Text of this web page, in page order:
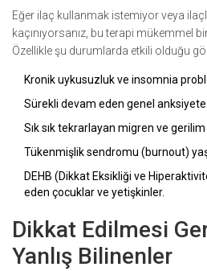
Eğer ilaç kullanmak istemiyor veya
kaçınıyorsanız, bu terapi mükemmel
Özellikle şu durumlarda etkili olduğu
Kronik uykusuzluk ve insomnia
Sürekli devam eden genel
Sık sık tekrarlayan migren ve gerilim
Tükenmişlik sendromu (burnout)
DEHB (Dikkat Eksikliği ve
eden çocuklar ve yetişkinler.
Dikkat Edilmesi
Yanlış Bilinenler